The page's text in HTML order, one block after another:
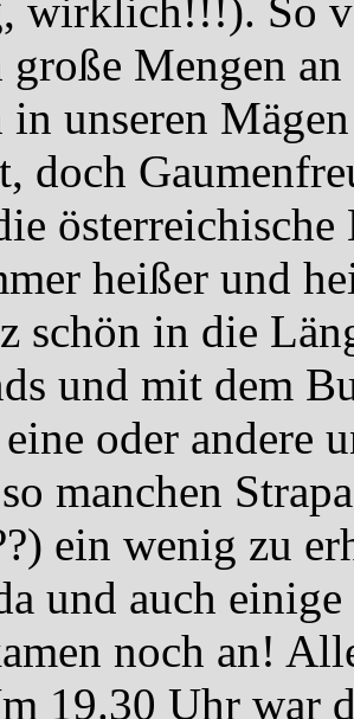
wirklich!!!). So
große Mengen
in unseren
doch
heißer und
schön in die
und mit dem
oder andere
manchen
ein wenig zu
und auch
noch an!
19.30 Uhr war